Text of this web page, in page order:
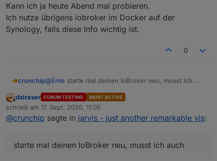
Kann ich ja heute Abend mal probieren.
Ich nutze übrigens iobroker im Docker auf der
Synology, falls diese Info wichtig ist.
0
crunchip@Ente starte mal deinen IoBroker neu, musst ich
Offline
dslraser FORUM TESTING MOST ACTIVE
schrieb am 17. Sept. 2020, 11:05
zuletzt editiert von
@crunchip sagte in jarvis - just another remarkable vis:
starte mal deinen IoBroker neu, musst ich auch